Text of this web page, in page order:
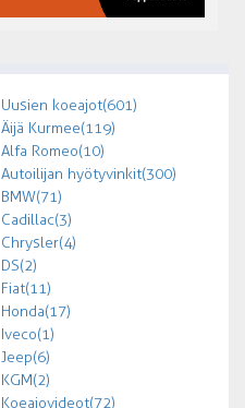
Uusien koeajot (601)
Äijä Kurmee (119)
Alfa Romeo (10)
Autoilijan hyötyvinkit (300)
BMW (71)
Cadillac (3)
Chrysler (4)
DS (2)
Fiat (11)
Honda (17)
Iveco (1)
Jeep (6)
KGM (2)
Koeajovideot (72)